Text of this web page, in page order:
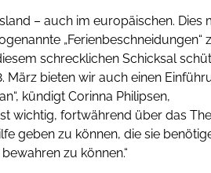
– auch im europäischen. Dies
„Ferienbeschneidungen“
schrecklichen Schicksal
März bieten wir auch einen
kündigt Corinna Philipsen,
wichtig, fortwährend über das
geben zu können, die sie
zu können.“